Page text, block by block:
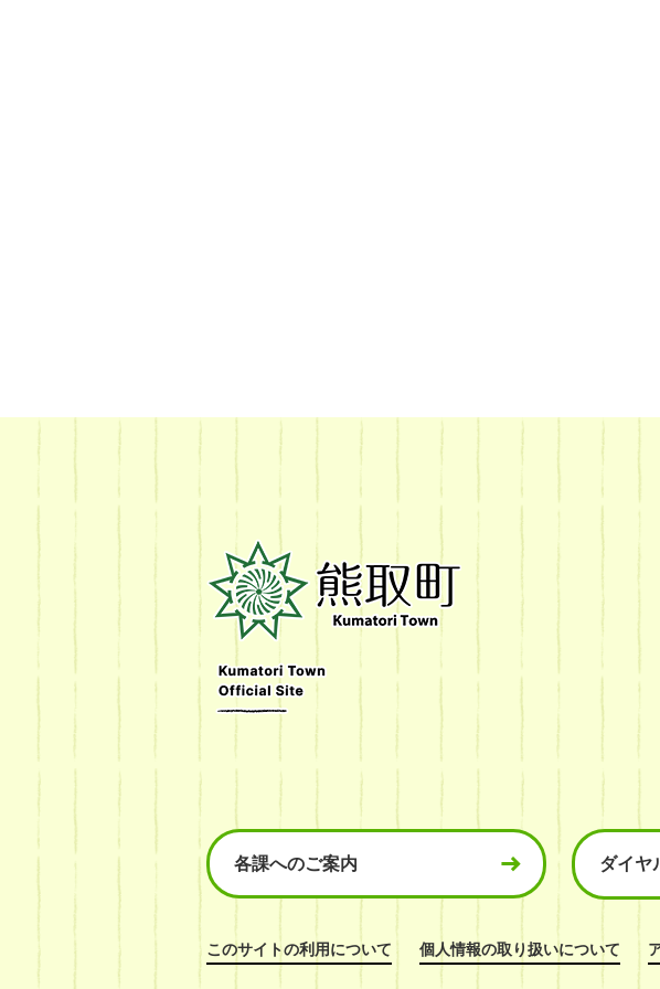
町
Kumatori
Town
Official
Site
各課へのご案内 ダイヤ
このサイトの利用について 個人情報の取り扱いについて